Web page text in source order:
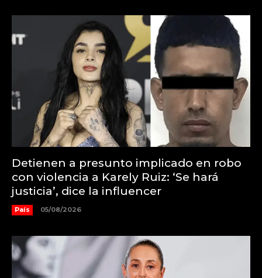
Detienen a presunto implicado en robo
con violencia a Karely Ruiz: ‘Se hará
justicia’, dice la influencer
País 05/08/2026